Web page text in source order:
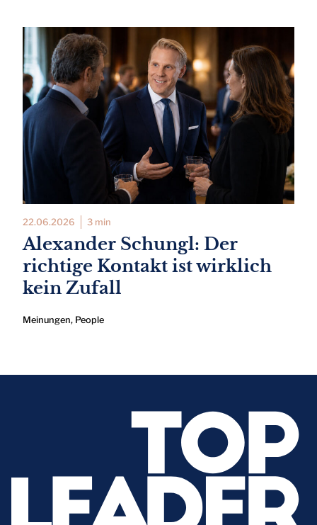
22.06.2026 3 min
Alexander Schungl: Der
richtige Kontakt ist wirklich
kein Zufall
Meinungen, People